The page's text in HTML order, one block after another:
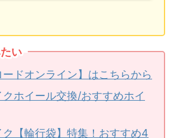
い
ードオンライン】はこちらから
クホイール交換/おすすめホイ
ク【輪行袋】特集！おすすめ4